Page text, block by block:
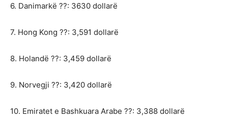
6. Danimarkë ??: 3630 dollarë
7. Hong Kong ??: 3,591 dollarë
8. Holandë ??: 3,459 dollarë
9. Norvegji ??: 3,420 dollarë
10. Emiratet e Bashkuara Arabe ??: 3,388 dollarë